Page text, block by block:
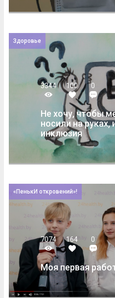
Здоровье
3344 100 0
Не хочу, чтобы
носили на руках,
инклюзия
«ПенькИ откровений»!
7074 164 0
Моя первая